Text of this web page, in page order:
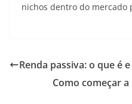
nichos dentro do mercado
Renda passiva: o que é
Como começar